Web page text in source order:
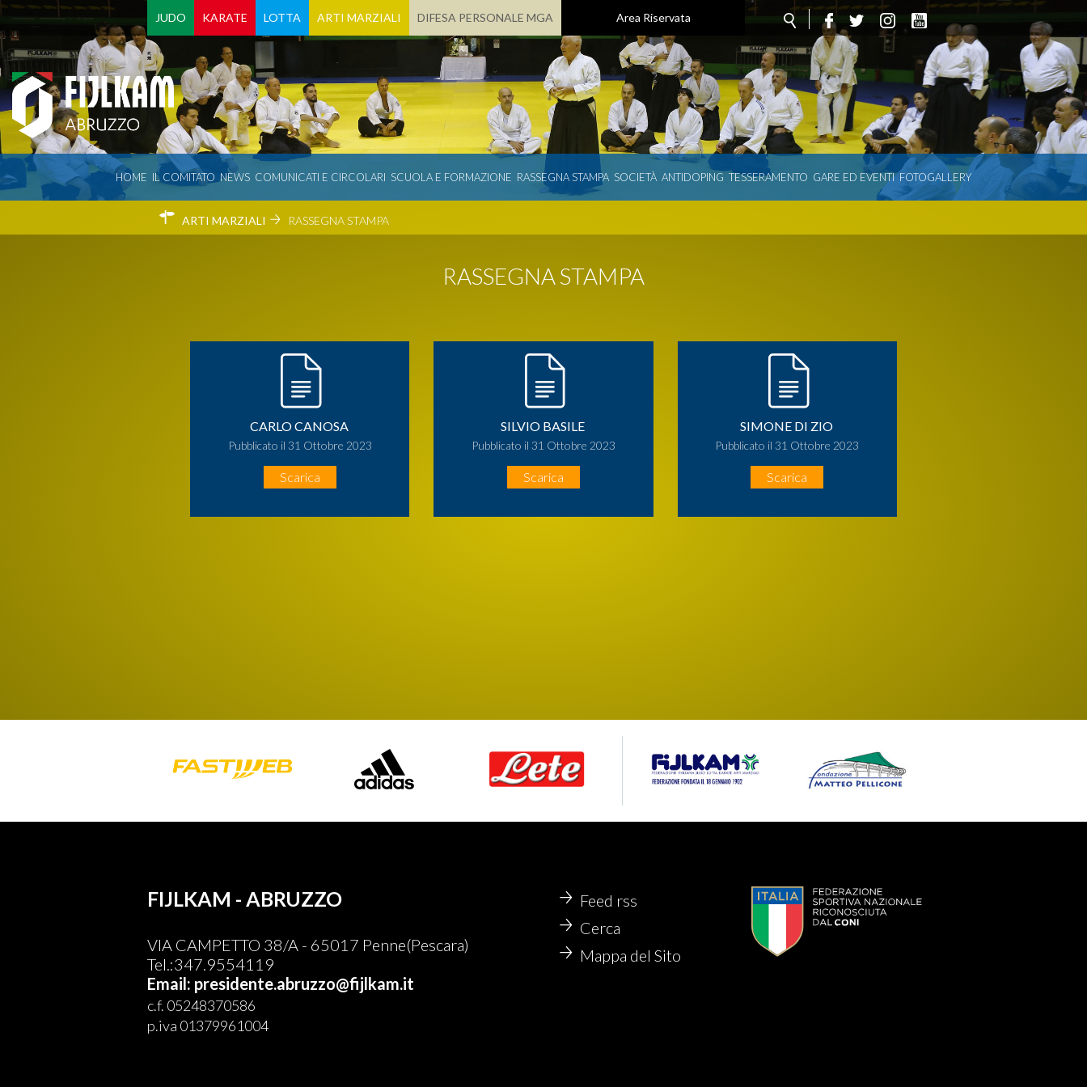
JUDO KARATE LOTTA ARTI MARZIALI DIFESA PERSONALE MGA Area Riservata
HOME IL COMITATO NEWS COMUNICATI E CIRCOLARI SCUOLA E FORMAZIONE RASSEGNA STAMPA SOCIETÀ ANTIDOPING TESSERAMENTO GARE ED EVENTI FOTOGALLERY
ARTI MARZIALI RASSEGNA STAMPA
RASSEGNA STAMPA
CARLO CANOSA
Pubblicato il 31 Ottobre 2023
Scarica
SILVIO BASILE
Pubblicato il 31 Ottobre 2023
Scarica
SIMONE DI ZIO
Pubblicato il 31 Ottobre 2023
Scarica
FIJLKAM - ABRUZZO
VIA CAMPETTO 38/A - 65017 Penne(Pescara)
Tel.:347.9554119
Email: presidente.abruzzo@fijlkam.it
c.f. 05248370586
p.iva 01379961004
Feed rss
Cerca
Mappa del Sito